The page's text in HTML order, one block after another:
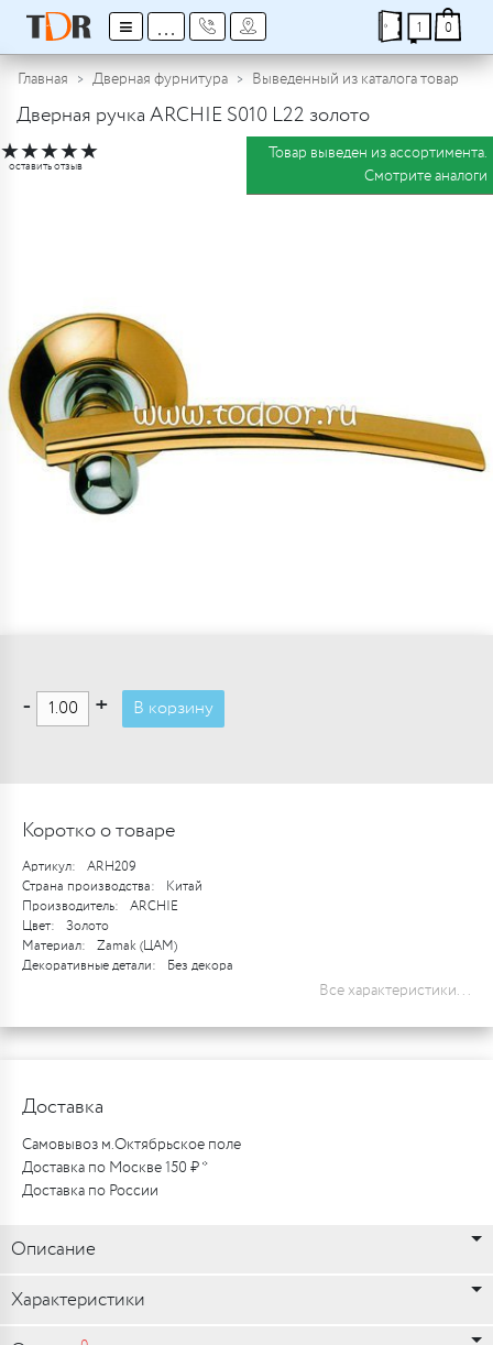
≡ ... 1 0
Главная Дверная фурнитура Выведенный из каталога товар
Дверная ручка ARCHIE S010 L22 золото
★★★★★
оставить отзыв
Товар выведен из ассортимента.
Смотрите аналоги
- + В корзину
Коротко о товаре
Артикул:
ARH209
Страна производства:
Китай
Производитель:
ARCHIE
Цвет:
Золото
Материал:
Zamak (ЦАМ)
Декоративные детали:
Без декора
Все характеристики...
Доставка
Самовывоз м.Октябрьское поле
Доставка по Москве 150 ₽ *
Доставка по России
Описание
Характеристики